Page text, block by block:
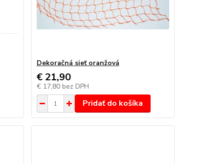
Dekoračná sieť oranžová
€ 21,90
€ 17,80 bez DPH
Pridať do košíka